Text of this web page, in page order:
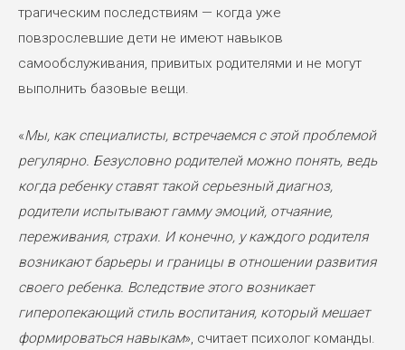
трагическим последствиям — когда уже
повзрослевшие дети не имеют навыков
самообслуживания, привитых родителями и не могут
выполнить базовые вещи.
«Мы, как специалисты, встречаемся с этой проблемой
регулярно. Безусловно родителей можно понять, ведь
когда ребенку ставят такой серьезный диагноз,
родители испытывают гамму эмоций, отчаяние,
переживания, страхи. И конечно, у каждого родителя
возникают барьеры и границы в отношении развития
своего ребенка. Вследствие этого возникает
гиперопекающий стиль воспитания, который мешает
формироваться навыкам», считает психолог команды.